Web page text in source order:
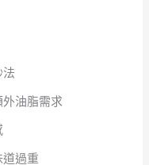
法
油脂需求
過重